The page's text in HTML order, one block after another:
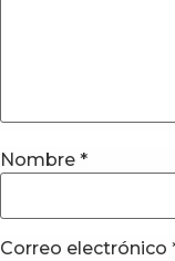
Nombre *
Correo electrónico